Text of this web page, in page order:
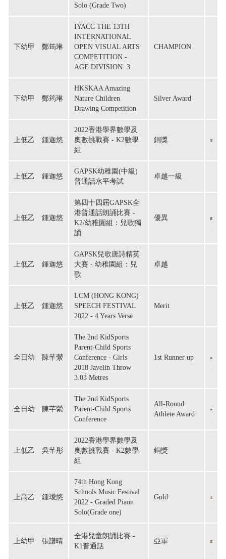
Solo (Grade Two)
下幼甲　鄭筠琳
IYACC THE 13TH
INTERNATIONAL
OPEN VISUAL ARTS
COMPETITION -
AGE DIVISION: 3
CHAMPION
下幼甲　鄭筠琳
HKSKAA Amazing
Nature Children
Drawing Competition
Silver Award
上低乙　鍾迦悠
2022香港學界數學及
奧數挑戰賽 - K2數學
組
銅獎
上低乙　鍾迦悠
GAPSK幼稚園(中級)
普通話水平考試
卓越一級
上低乙　鍾迦悠
第四十四屆GAPSK全
港普通話朗誦比賽 -
K2/幼稚園組：兒歌獨
誦
優異
上低乙　鍾迦悠
GAPSK兒歌唐詩精英
大賽 - 幼稚園組：兒
歌
卓越
上低乙　鍾迦悠
LCM (HONG KONG)
SPEECH FESTIVAL
2022 - 4 Years Verse
Merit
全日幼　陳芊縈
The 2nd KidSports
Parent-Child Sports
Conference - Girls
2018 Javelin Throw
3.03 Metres
1st Runner up
全日幼　陳芊縈
The 2nd KidSports
Parent-Child Sports
Conference
All-Round
Athlete Award
上低乙　吳芊彤
2022香港學界數學及
奧數挑戰賽 - K2數學
組
銅獎
上高乙　鍾璦悠
74th Hong Kong
Schools Music Festival
2022 - Graded Piaon
Solo(Grade one)
Gold
上幼甲　張譜晴
全港兒童朗誦比賽 -
K1普通話
亞軍